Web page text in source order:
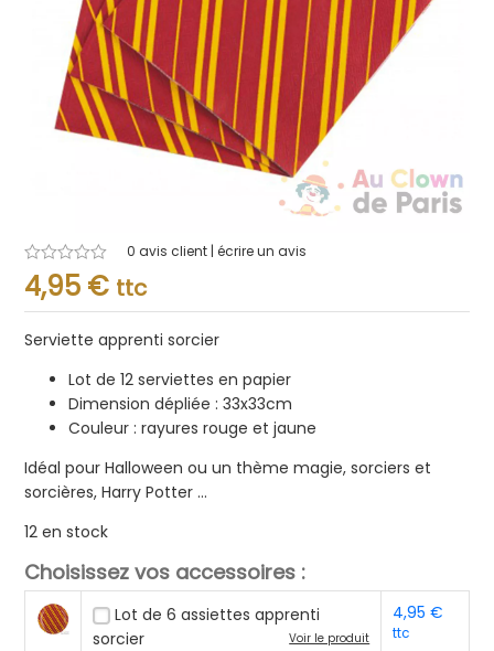
Note
0.001
sur
0 avis client | écrire un avis
4,95 € ttc
Serviette apprenti sorcier
Lot de 12 serviettes en papier
Dimension dépliée : 33x33cm
Couleur : rayures rouge et jaune
Idéal pour Halloween ou un thème magie, sorciers et
sorcières, Harry Potter …
12 en stock
Choisissez vos accessoires :
Lot de 6 assiettes apprenti
sorcier
Voir le produit
4,95€
ttc